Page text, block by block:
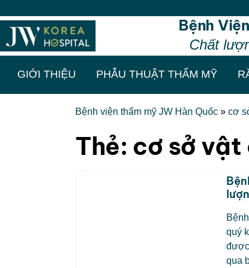
Bệnh
Chất
GIỚI THIỆU PHẪU THUẬT THẨM MỸ
Bệnh viện thẩm mỹ JW Hàn Quốc » cơ
Thẻ: cơ sở
quý
qua